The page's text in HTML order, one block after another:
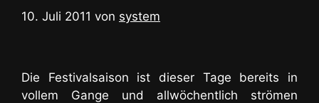
10. Juli 2011 von system
Die Festivalsaison ist dieser Tage bereits in
vollem Gange und allwöchentlich strömen